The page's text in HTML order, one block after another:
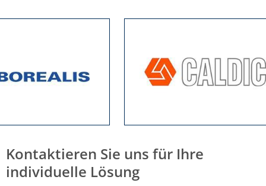
Kontaktieren Sie uns für Ihre
individuelle Lösung